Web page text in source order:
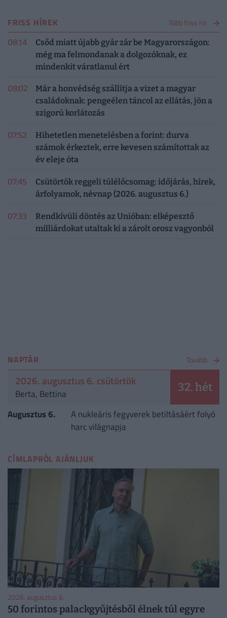
FRISS HÍREK Több friss hír
08:14
Csőd miatt újabb gyár zár be Magyarországon:
még ma felmondanak a dolgozóknak, ez
mindenkit váratlanul ért
08:02
Már a honvédség szállítja a vizet a magyar
családoknak: pengeélen táncol az ellátás, jön a
szigorú korlátozás
07:52
Hihetetlen menetelésben a forint: durva
számok érkeztek, erre kevesen számítottak az
év eleje óta
07:45
Csütörtök reggeli túlélőcsomag: időjárás, hírek,
árfolyamok, névnap (2026. augusztus 6.)
07:33
Rendkívüli döntés az Unióban: elképesztő
milliárdokat utaltak ki a zárolt orosz vagyonból
NAPTÁR Tovább
2026. augusztus 6. csütörtök
Berta, Bettina 32. hét
Augusztus 6.
A nukleáris fegyverek betiltásáért folyó
harc világnapja
CÍMLAPRÓL AJÁNLJUK
2026. augusztus 6.
50 forintos palackgyűjtésből élnek túl egyre